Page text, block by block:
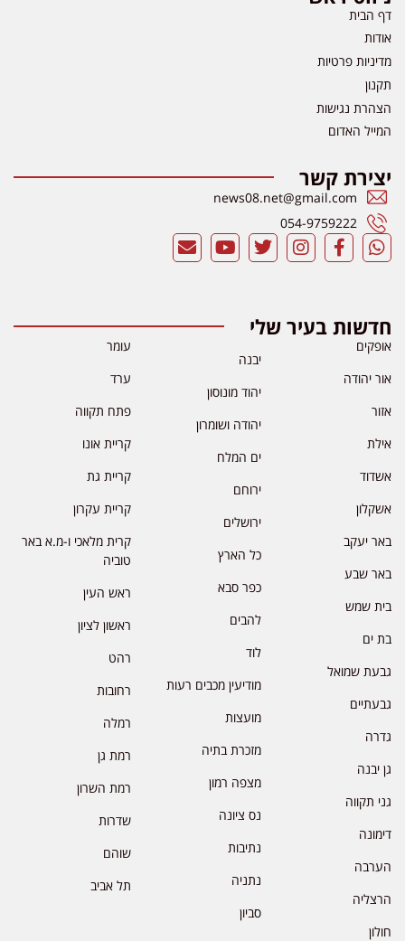
דף הבית
אודות
מדיניות פרטיות
תקנון
הצהרת נגישות
המייל האדום
יצירת קשר
news08.net@gmail.com
054-9759222
חדשות בעיר שלי
אופקים
אור יהודה
אזור
אילת
אשדוד
אשקלון
באר יעקב
באר שבע
בית שמש
בת ים
גבעת שמואל
גבעתיים
גדרה
גן יבנה
גני תקווה
דימונה
הערבה
הרצליה
חולון
יבנה
יהוד מונוסון
יהודה ושומרון
ים המלח
ירוחם
ירושלים
כל הארץ
כפר סבא
להבים
לוד
מודיעין מכבים רעות
מועצות
מזכרת בתיה
מצפה רמון
נס ציונה
נתיבות
נתניה
סביון
עומר
ערד
פתח תקווה
קריית אונו
קריית גת
קריית עקרון
קרית מלאכי ו-מ.א באר
טוביה
ראש העין
ראשון לציון
רהט
רחובות
רמלה
רמת גן
רמת השרון
שדרות
שוהם
תל אביב